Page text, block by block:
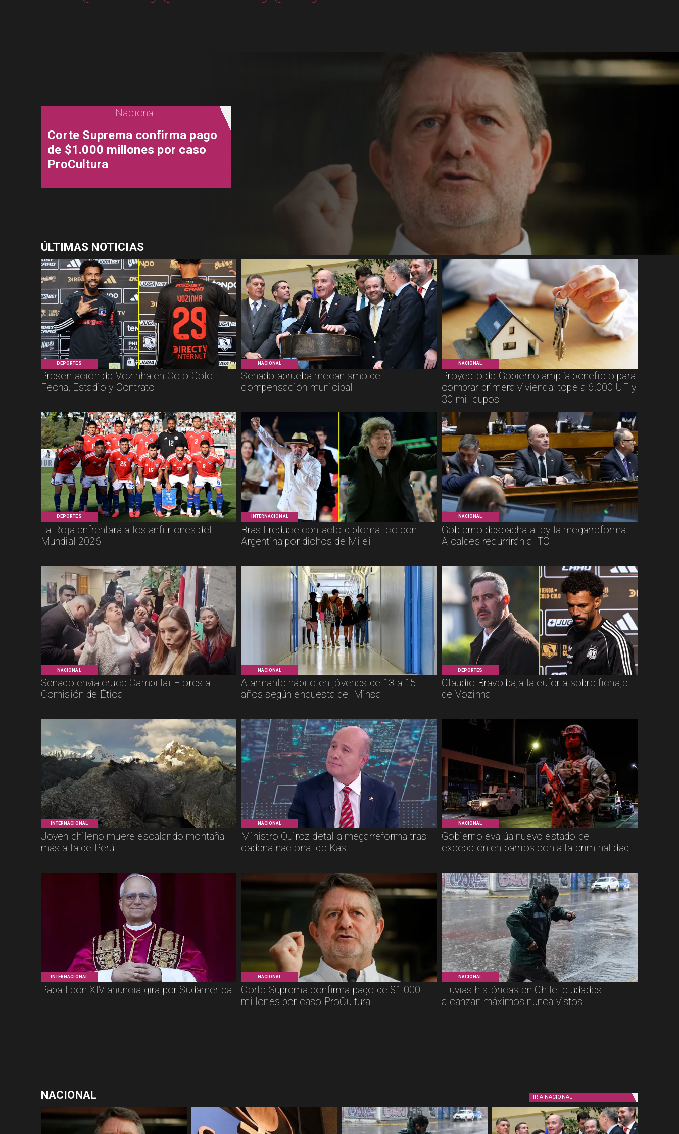
DEPORTES
Presentación de Vozinha en Colo Colo:
Fecha, Estadio y Contrato
NACIONAL
Senado aprueba mecanismo de
compensación municipal
NACIONAL
Proyecto de Gobierno amplía beneficio para
comprar primera vivienda: tope a 6.000 UF y
30 mil cupos
DEPORTES
La Roja enfrentará a los anfitriones del
Mundial 2026
INTERNACIONAL
Brasil reduce contacto diplomático con
Argentina por dichos de Milei
NACIONAL
Gobierno despacha a ley la megarreforma:
Alcaldes recurrirán al TC
NACIONAL
Senado envía cruce Campillai-Flores a
Comisión de Ética
NACIONAL
Alarmante hábito en jóvenes de 13 a 15
años según encuesta del Minsal
DEPORTES
Claudio Bravo baja la euforia sobre fichaje
de Vozinha
INTERNACIONAL
Joven chileno muere escalando montaña
más alta de Perú
NACIONAL
Ministro Quiroz detalla megarreforma tras
cadena nacional de Kast
NACIONAL
Gobierno evalúa nuevo estado de
excepción en barrios con alta criminalidad
INTERNACIONAL
Papa León XIV anuncia gira por Sudamérica
NACIONAL
Corte Suprema confirma pago de $1.000
millones por caso ProCultura
NACIONAL
Lluvias históricas en Chile: ciudades
alcanzan máximos nunca vistos
Nacional
Corte Suprema confirma pago
de $1.000 millones por caso
ProCultura
ÚLTIMAS NOTICIAS
NACIONAL IR A NACIONAL